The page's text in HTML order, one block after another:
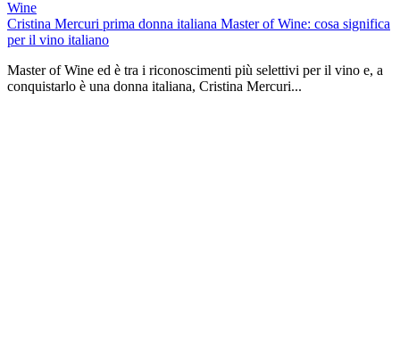
Wine
Cristina Mercuri prima donna italiana Master of Wine: cosa significa
per il vino italiano
Master of Wine ed è tra i riconoscimenti più selettivi per il vino e, a
conquistarlo è una donna italiana, Cristina Mercuri...